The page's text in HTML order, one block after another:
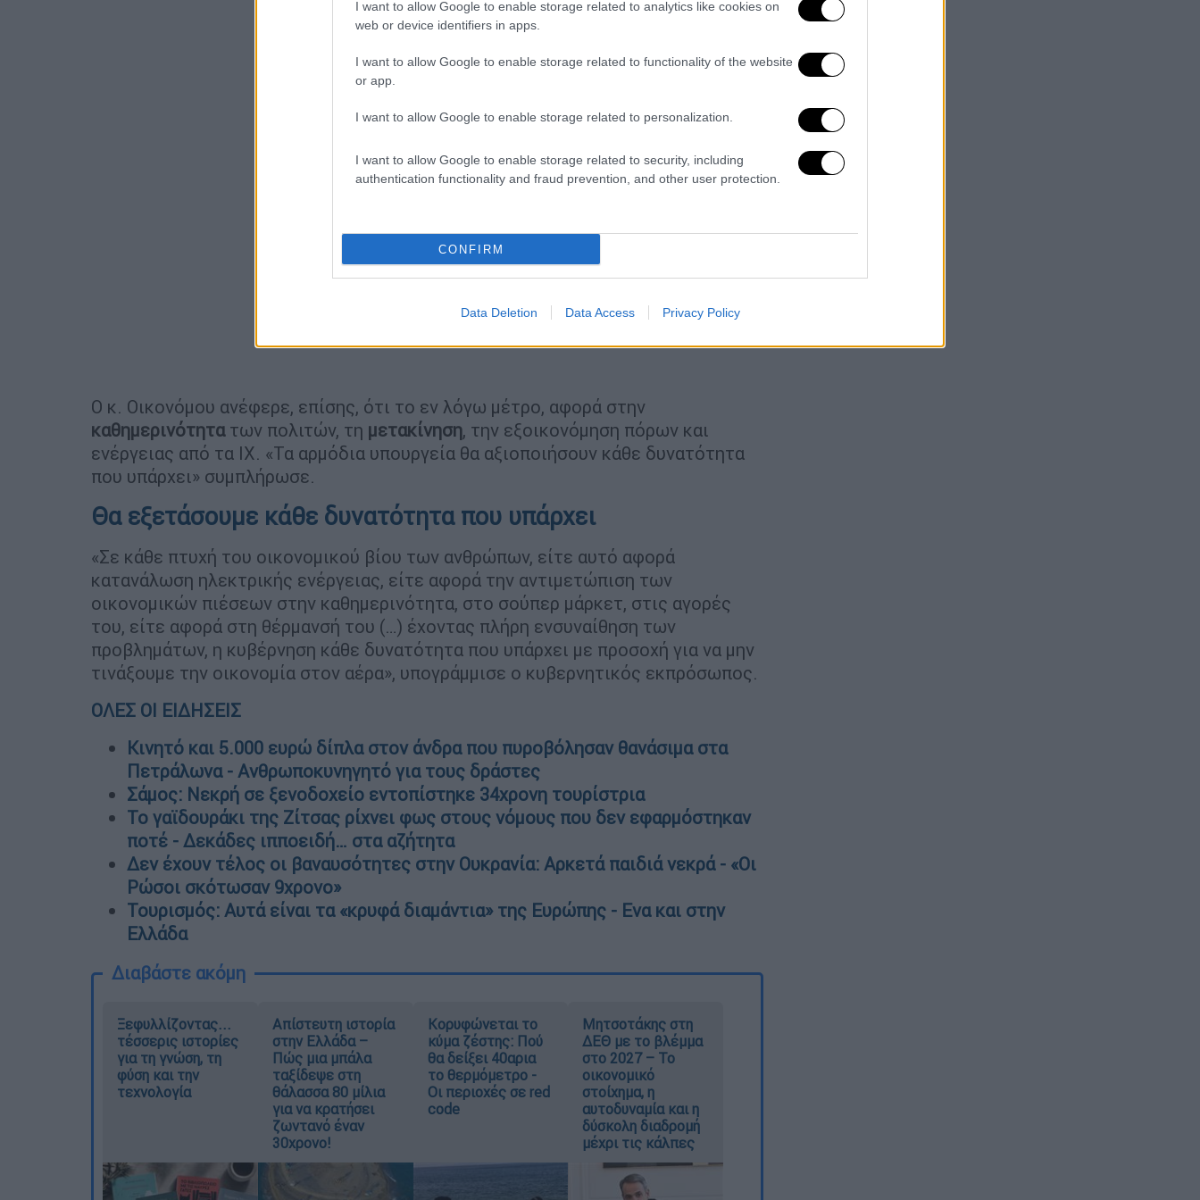
I want to allow Google to enable storage related to analytics like cookies on
web or device identifiers in apps.
I want to allow Google to enable storage related to functionality of the website
or app.
I want to allow Google to enable storage related to personalization.
I want to allow Google to enable storage related to security, including
authentication functionality and fraud prevention, and other user protection.
CONFIRM
Data Deletion Data Access Privacy Policy
Ο κ. Οικονόμου ανέφερε, επίσης, ότι το εν λόγω μέτρο, αφορά στην
καθημερινότητατων πολιτών, τη μετακίνηση, την εξοικονόμηση πόρων και
ενέργειας από τα ΙΧ. «Τα αρμόδια υπουργεία θα αξιοποιήσουν κάθε δυνατότητα
που υπάρχει» συμπλήρωσε.
Θα εξετάσουμε κάθε δυνατότητα που υπάρχει
«Σε κάθε πτυχή του οικονομικού βίου των ανθρώπων, είτε αυτό αφορά
κατανάλωση ηλεκτρικής ενέργειας, είτε αφορά την αντιμετώπιση των
οικονομικών πιέσεων στην καθημερινότητα, στο σούπερ μάρκετ, στις αγορές
του, είτε αφορά στη θέρμανσή του (…) έχοντας πλήρη ενσυναίθηση των
προβλημάτων, η κυβέρνηση κάθε δυνατότητα που υπάρχει με προσοχή για να μην
τινάξουμε την οικονομία στον αέρα», υπογράμμισε ο κυβερνητικός εκπρόσωπος.
ΟΛΕΣ ΟΙ ΕΙΔΗΣΕΙΣ
Κινητό και 5.000 ευρώ δίπλα στον άνδρα που πυροβόλησαν θανάσιμα στα
Πετράλωνα - Ανθρωποκυνηγητό για τους δράστες
Σάμος: Νεκρή σε ξενοδοχείο εντοπίστηκε 34χρονη τουρίστρια
Το γαϊδουράκι της Ζίτσας ρίχνει φως στους νόμους που δεν εφαρμόστηκαν
ποτέ - Δεκάδες ιπποειδή… στα αζήτητα
Δεν έχουν τέλος οι βαναυσότητες στην Ουκρανία: Αρκετά παιδιά νεκρά - «Οι
Ρώσοι σκότωσαν 9χρονο»
Τουρισμός: Αυτά είναι τα «κρυφά διαμάντια» της Ευρώπης - Ενα και στην
Ελλάδα
Διαβάστε ακόμη
Ξεφυλλίζοντας...
τέσσερις ιστορίες
για τη γνώση, τη
φύση και την
τεχνολογία
Απίστευτη ιστορία
στην Ελλάδα –
Πώς μια μπάλα
ταξίδεψε στη
θάλασσα 80 μίλια
για να κρατήσει
ζωντανό έναν
30χρονο!
Κορυφώνεται το
κύμα ζέστης: Πού
θα δείξει 40αρια
το θερμόμετρο -
Οι περιοχές σε red
code
Μητσοτάκης στη
ΔΕΘ με το βλέμμα
στο 2027 – Το
οικονομικό
στοίχημα, η
αυτοδυναμία και η
δύσκολη διαδρομή
μέχρι τις κάλπες